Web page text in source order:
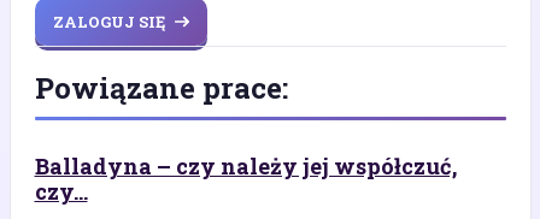
ZALOGUJ SIĘ
Powiązane prace:
Balladyna – czy należy jej współczuć,
czy...